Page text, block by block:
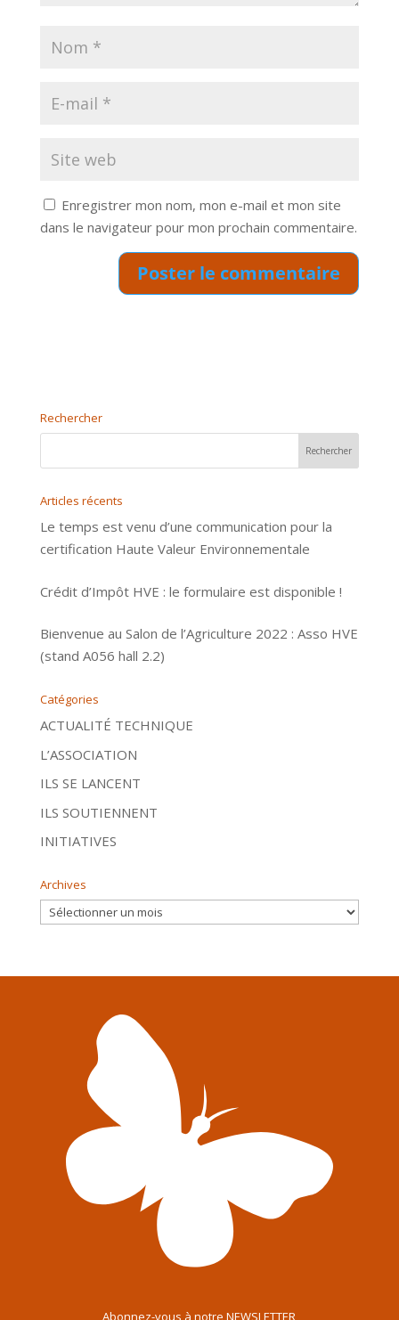
Enregistrer mon nom, mon e-mail et mon site
dans le navigateur pour mon prochain commentaire.
Rechercher
Articles récents
Le temps est venu d’une communication pour la
certification Haute Valeur Environnementale
Crédit d’Impôt HVE : le formulaire est disponible !
Bienvenue au Salon de l’Agriculture 2022 : Asso HVE
(stand A056 hall 2.2)
Catégories
ACTUALITÉ TECHNIQUE
L’ASSOCIATION
ILS SE LANCENT
ILS SOUTIENNENT
INITIATIVES
Archives
Archives
Abonnez-vous à notre NEWSLETTER